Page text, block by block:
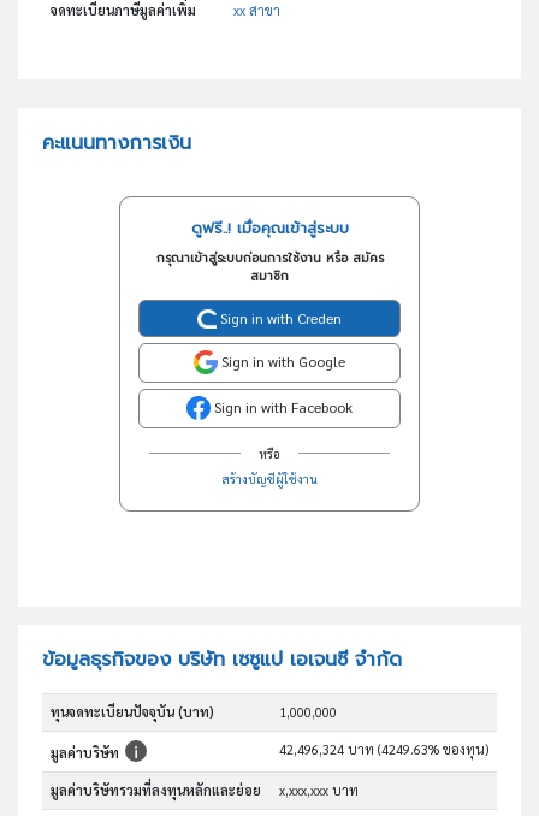
จดทะเบียนภาษีมูลค่าเพิ่ม xx สาขา
คะแนนทางการเงิน
ดูฟรี..! เมื่อคุณเข้าสู่ระบบ
กรุณาเข้าสู่ระบบก่อนการใช้งาน หรือ สมัคร
สมาชิก
Sign in with Creden
Sign in with Google
Sign in with Facebook
หรือ
สร้างบัญชีผู้ใช้งาน
ข้อมูลธุรกิจของ บริษัท เซซูแป เอเจนซี จำกัด
ทุนจดทะเบียนปัจจุบัน (บาท) 1,000,000
มูลค่าบริษัท 42,496,324 บาท (4249.63% ของทุน)
มูลค่าบริษัทรวมที่ลงทุนหลักและย่อย x,xxx,xxx บาท